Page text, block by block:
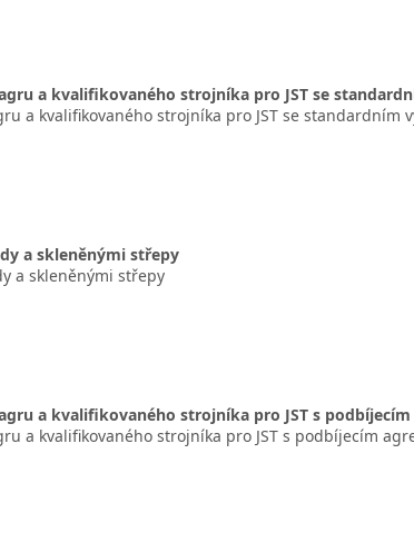
a kvalifikovaného strojníka pro JST se
a kvalifikovaného strojníka pro JST se standardním
a skleněnými střepy
a skleněnými střepy
a kvalifikovaného strojníka pro JST s
a kvalifikovaného strojníka pro JST s podbíjecím